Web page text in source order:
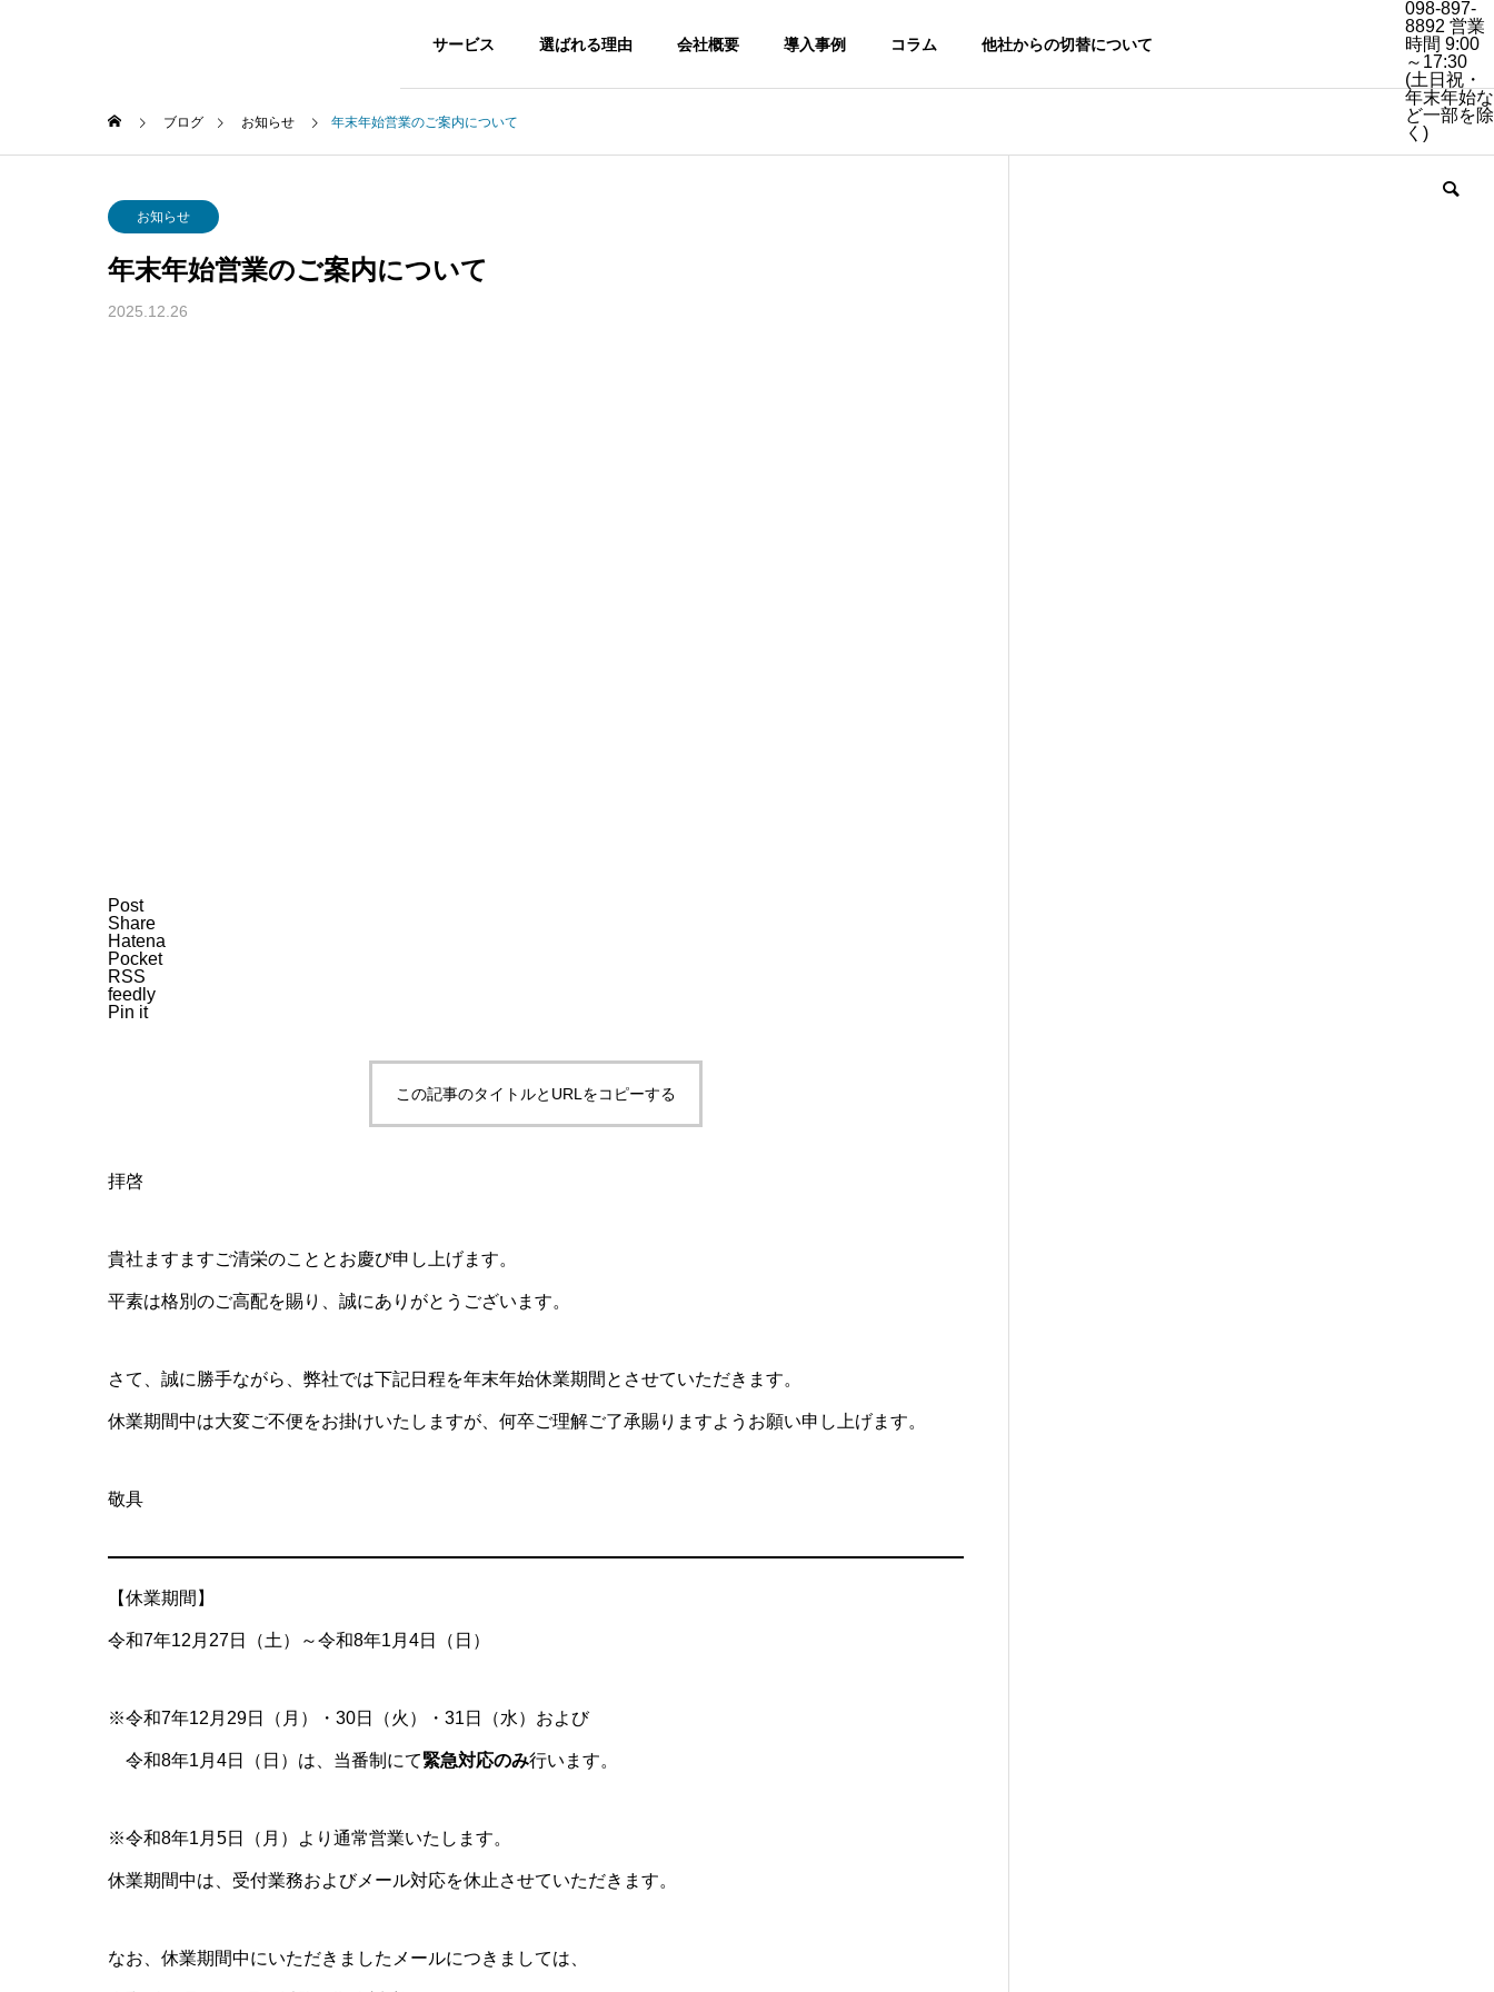
098-897-
8892 営業
時間 9:00
～17:30
(土日祝・
年末年始な
ど一部を除
く)
サービス 選ばれる理由 会社概要 導入事例 コラム 他社からの切替について
ブログ お知らせ 年末年始営業のご案内について
お知らせ
年末年始営業のご案内について
2025.12.26
Post
Share
Hatena
Pocket
RSS
feedly
Pin it
この記事のタイトルとURLをコピーする
拝啓
貴社ますますご清栄のこととお慶び申し上げます。
平素は格別のご高配を賜り、誠にありがとうございます。
さて、誠に勝手ながら、弊社では下記日程を年末年始休業期間とさせていただきます。
休業期間中は大変ご不便をお掛けいたしますが、何卒ご理解ご了承賜りますようお願い申し上げます。
敬具
【休業期間】
令和7年12月27日（土）～令和8年1月4日（日）
※令和7年12月29日（月）・30日（火）・31日（水）および
令和8年1月4日（日）は、当番制にて緊急対応のみ行います。
※令和8年1月5日（月）より通常営業いたします。
休業期間中は、受付業務およびメール対応を休止させていただきます。
なお、休業期間中にいただきましたメールにつきましては、